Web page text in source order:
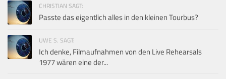
CHRISTIAN SAGT:
Passte das eigentlich alles in den kleinen Tourbus?
UWE S. SAGT:
Ich denke, Filmaufnahmen von den Live Rehearsals
1977 wären eine der...